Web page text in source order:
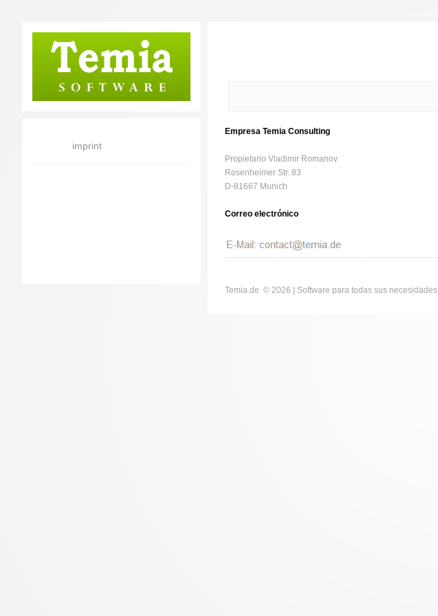
imprint
Empresa Temia Consulting
Propietario Vladimir Romanov
Rosenheimer Str. 83
D-81667 Munich
Correo electrónico
Temia.de © 2026 | Software para todas sus necesidades |